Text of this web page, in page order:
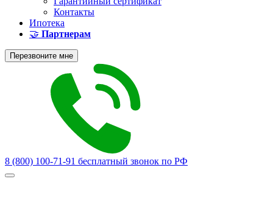
Контакты
Ипотека
🤝 Партнерам
Перезвоните мне
8 (800) 100-71-91 бесплатный звонок по РФ